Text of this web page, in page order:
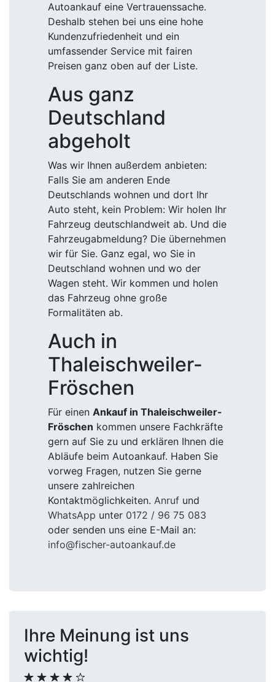
Autoankauf eine Vertrauenssache.
Deshalb stehen bei uns eine hohe
Kundenzufriedenheit und ein
umfassender Service mit fairen
Preisen ganz oben auf der Liste.
Aus ganz
Deutschland
abgeholt
Was wir Ihnen außerdem anbieten:
Falls Sie am anderen Ende
Deutschlands wohnen und dort Ihr
Auto steht, kein Problem: Wir holen Ihr
Fahrzeug deutschlandweit ab. Und die
Fahrzeugabmeldung? Die übernehmen
wir für Sie. Ganz egal, wo Sie in
Deutschland wohnen und wo der
Wagen steht. Wir kommen und holen
das Fahrzeug ohne große
Formalitäten ab.
Auch in
Thaleischweiler-
Fröschen
Für einen Ankauf in Thaleischweiler-
Fröschen kommen unsere Fachkräfte
gern auf Sie zu und erklären Ihnen die
Abläufe beim Autoankauf. Haben Sie
vorweg Fragen, nutzen Sie gerne
unsere zahlreichen
Kontaktmöglichkeiten. Anruf und
WhatsApp unter 0172 / 96 75 083
oder senden uns eine E-Mail an:
info@fischer-autoankauf.de
Ihre Meinung ist uns
wichtig!